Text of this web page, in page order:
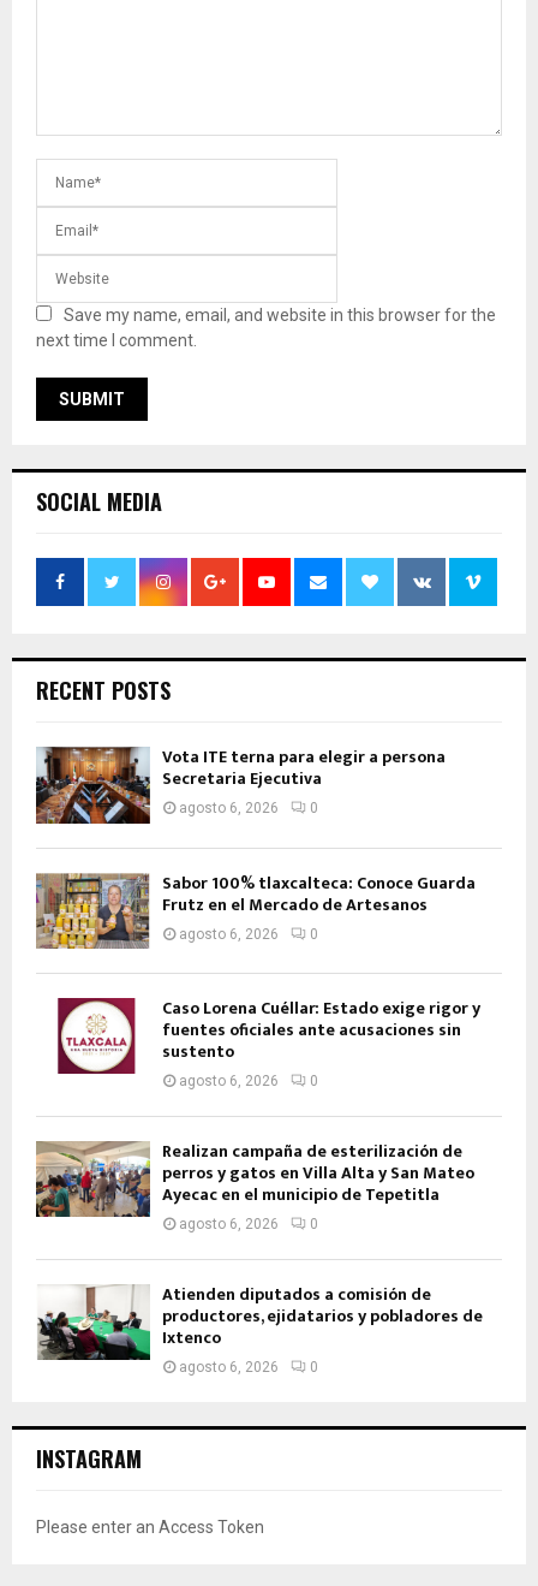
Save my name, email, and website in this browser for the
next time I comment.
SOCIAL MEDIA
RECENT POSTS
Vota ITE terna para elegir a persona
Secretaria Ejecutiva
agosto 6, 2026 0
Sabor 100% tlaxcalteca: Conoce Guarda
Frutz en el Mercado de Artesanos
agosto 6, 2026 0
Caso Lorena Cuéllar: Estado exige rigor y
fuentes oficiales ante acusaciones sin
sustento
agosto 6, 2026 0
Realizan campaña de esterilización de
perros y gatos en Villa Alta y San Mateo
Ayecac en el municipio de Tepetitla
agosto 6, 2026 0
Atienden diputados a comisión de
productores, ejidatarios y pobladores de
Ixtenco
agosto 6, 2026 0
INSTAGRAM
Please enter an Access Token